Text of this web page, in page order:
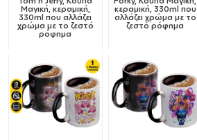
Μαγική, κεραμική,
330ml που αλλάζει
χρώμα με το ζεστό
ρόφημα
κεραμική, 330ml που
αλλάζει χρώμα με το
ζεστό ρόφημα